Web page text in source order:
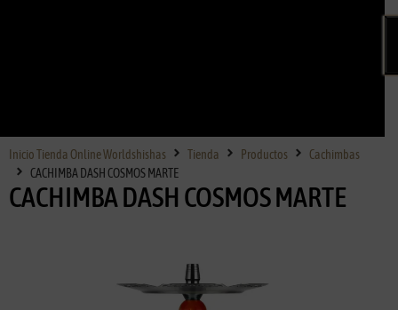
Inicio Tienda Online Worldshishas Tienda Productos
Cachimbas
CACHIMBA DASH COSMOS MARTE
CACHIMBA DASH COSMOS MARTE